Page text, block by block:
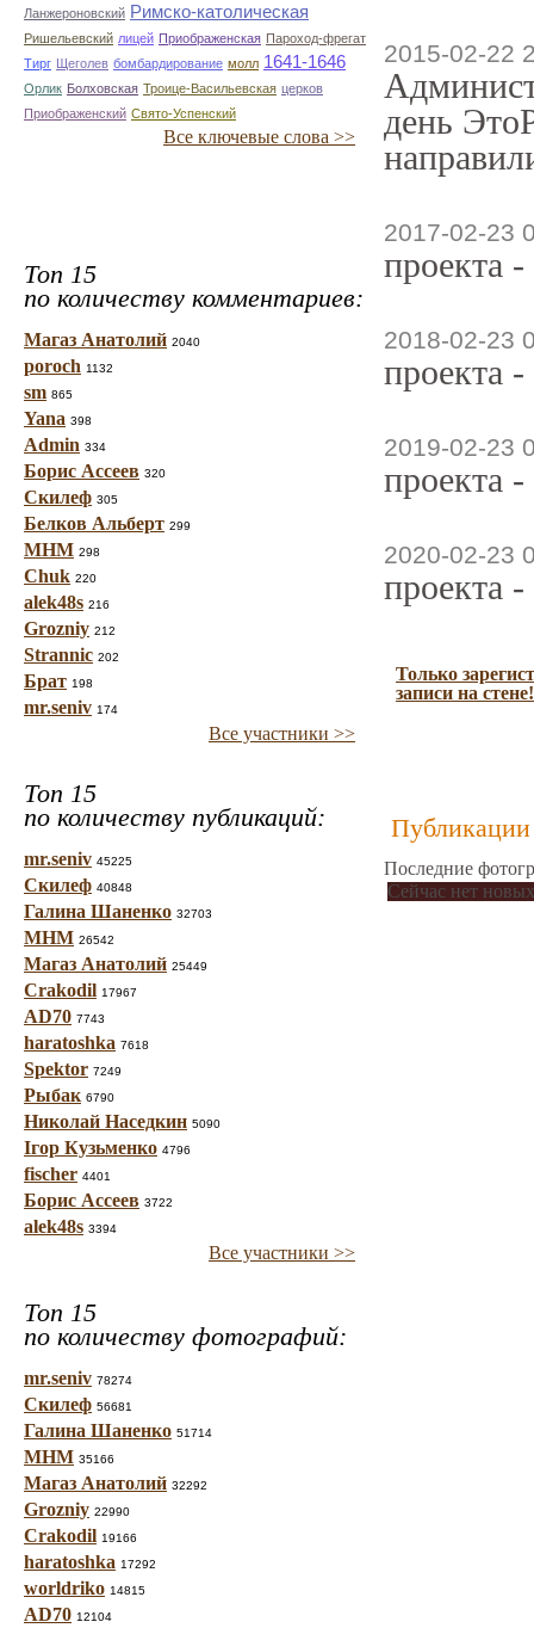
Ланжероновский Римско-католическая
Ришельевский лицей Приображенская Пароход-фрегат
Тирг Щеголев бомбардирование молл 1641-1646
Орлик Болховская Троице-Васильевская церков
Приображенский Свято-Успенский
Все ключевые слова >>
Топ 15
по количеству комментариев:
Магаз Анатолий 2040
poroch 1132
sm 865
Yana 398
Admin 334
Борис Ассеев 320
Скилеф 305
Белков Альберт 299
МНМ 298
Chuk 220
alek48s 216
Grozniy 212
Strannic 202
Брат 198
mr.seniv 174
Все участники >>
Топ 15
по количеству публикаций:
mr.seniv 45225
Скилеф 40848
Галина Шаненко 32703
МНМ 26542
Магаз Анатолий 25449
Crakodil 17967
AD70 7743
haratoshka 7618
Spektor 7249
Рыбак 6790
Николай Наседкин 5090
Ігор Кузьменко 4796
fischer 4401
Борис Ассеев 3722
alek48s 3394
Все участники >>
Топ 15
по количеству фотографий:
mr.seniv 78274
Скилеф 56681
Галина Шаненко 51714
МНМ 35166
Магаз Анатолий 32292
Grozniy 22990
Crakodil 19166
haratoshka 17292
worldriko 14815
AD70 12104
2015-02-22
день
2017-02-23
проекта
2018-02-23
проекта
2019-02-23
проекта
2020-02-23
проекта
Только
записи на стене!
Публикации
Последние
Сейчас нет